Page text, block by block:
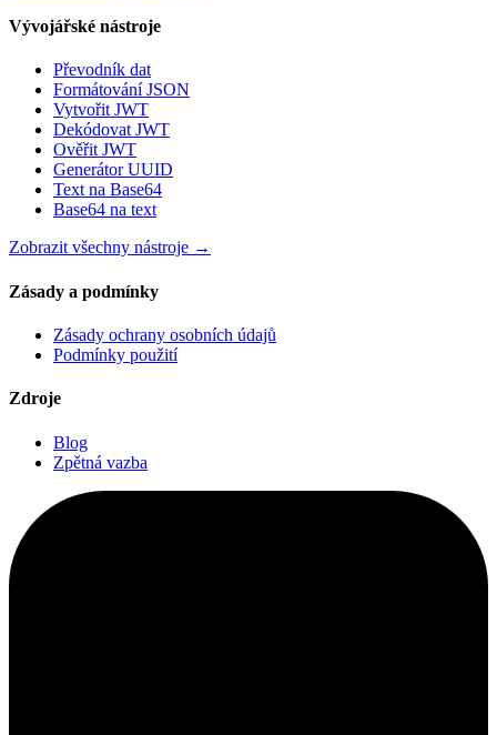
Vývojářské nástroje
Převodník dat
Formátování JSON
Vytvořit JWT
Dekódovat JWT
Ověřit JWT
Generátor UUID
Text na Base64
Base64 na text
Zobrazit všechny nástroje →
Zásady a podmínky
Zásady ochrany osobních údajů
Podmínky použití
Zdroje
Blog
Zpětná vazba